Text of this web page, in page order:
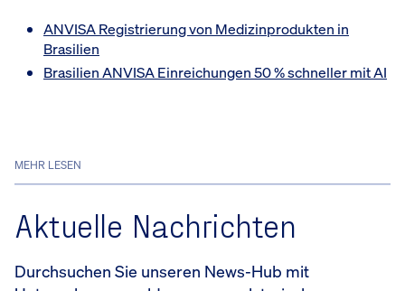
ANVISA Registrierung von Medizinprodukten in
Brasilien
Brasilien ANVISA Einreichungen 50 % schneller mit AI
MEHR LESEN
Aktuelle Nachrichten
Durchsuchen Sie unseren News-Hub mit